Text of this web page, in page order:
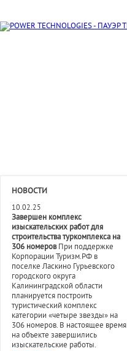
НОВОСТИ
10.02.25
Завершен комплекс
изыскательских работ для
строительства туркомплекса на
306 номеровПри поддержке
Корпорации Туризм.РФ в
поселке Ласкино Гурьевского
городского округа
Калининградской области
планируется построить
туристический комплекс
категории «четыре звезды» на
306 номеров. В настоящее время
на объекте завершились
изыскательские работы.